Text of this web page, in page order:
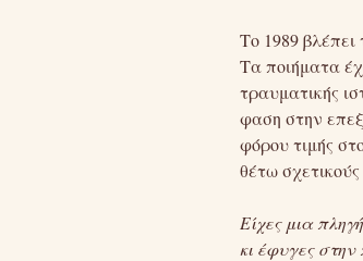
Το 1989 βλέπει
Τα ποιήματα
τραυματικής
φαση στην
φόρου τιμής
θέτω σχετικούς
Είχες μια
κι έφυγες